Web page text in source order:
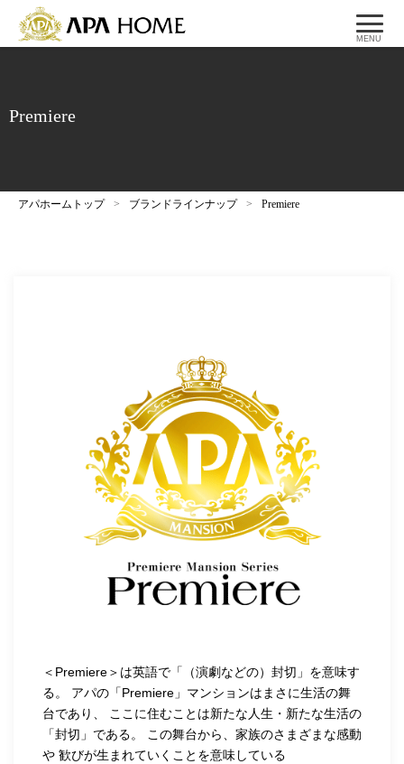
MENU
Premiere
アパホームトップ > ブランドラインナップ > Premiere
＜Premiere＞は英語で「（演劇などの）封切」を意味す
る。 アパの「Premiere」マンションはまさに生活の舞
台であり、 ここに住むことは新たな人生・新たな生活の
「封切」である。 この舞台から、家族のさまざまな感動
や 歓びが生まれていくことを意味している